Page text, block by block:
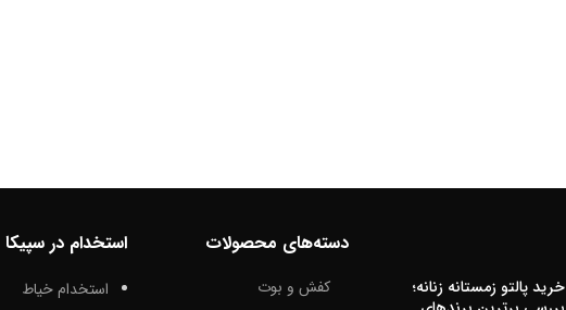
خرید پالتو زمستانه زنانه؛
دسته‌های محصولات
کفش و بوت
استخدام در سپیکا
استخدام خیاط